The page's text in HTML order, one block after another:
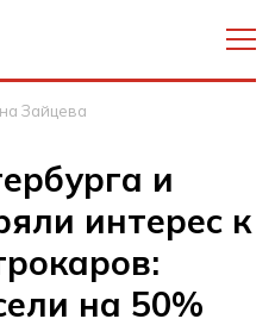
Зайцева
и
интерес к
на 50%